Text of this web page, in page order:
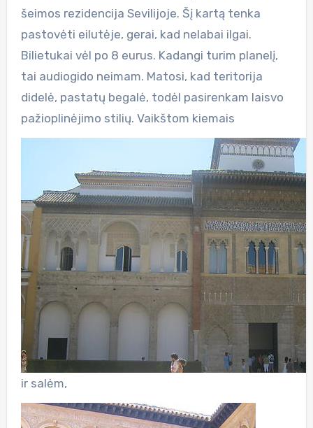
šeimos rezidencija Sevilijoje. Šį kartą tenka
pastovėti eilutėje, gerai, kad nelabai ilgai.
Bilietukai vėl po 8 eurus. Kadangi turim planelį,
tai audiogido neimam. Matosi, kad teritorija
didelė, pastatų begalė, todėl pasirenkam laisvo
pažioplinėjimo stilių. Vaikštom kiemais
ir salėm,